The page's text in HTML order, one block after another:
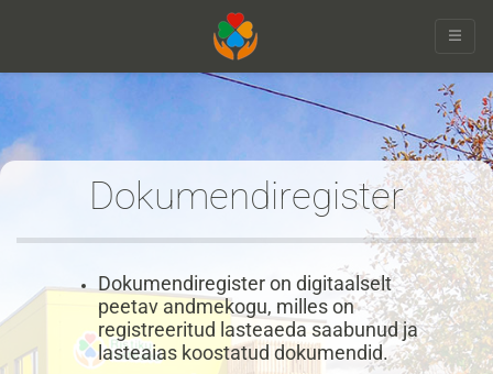
document.querySelectorAll('li.noclick a').forEach(a => {
a.addEventListener('click', function(e) { e.preventDefault(); }); });
Dokumendiregister
Dokumendiregister on digitaalselt
peetav andmekogu, milles on
registreeritud lasteaeda saabunud ja
lasteaias koostatud dokumendid.